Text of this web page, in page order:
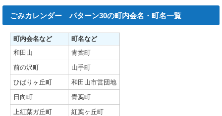
ごみカレンダー パターン30の町内会名・町名一覧
町内会名など
町名など
和田山
青葉町
前の沢町
山手町
ひばりヶ丘町
和田山市営団地
日向町
青葉町
上紅葉ガ丘町
紅葉ヶ丘町